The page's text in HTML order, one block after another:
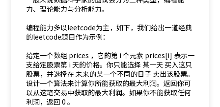
力、理论能力与分析能力。
编程能力多以leetcode为主，如下，我们给出一道经典
的leetcode题目作为示例：
给定一个数组 prices ，它的第 i 个元素 prices[i] 表示一
支给定股票第 i 天的价格。你只能选择 某一天 买入这只
股票，并选择在 未来的某一个不同的日子 卖出该股票。
设计一个算法来计算你所能获取的最大利润。返回你可
以从这笔交易中获取的最大利润。如果你不能获取任何
利润，返回 0 。